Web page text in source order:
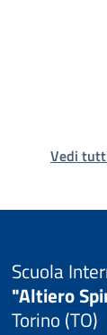
Vedi
Scuola
"Altiero
Torino (TO)